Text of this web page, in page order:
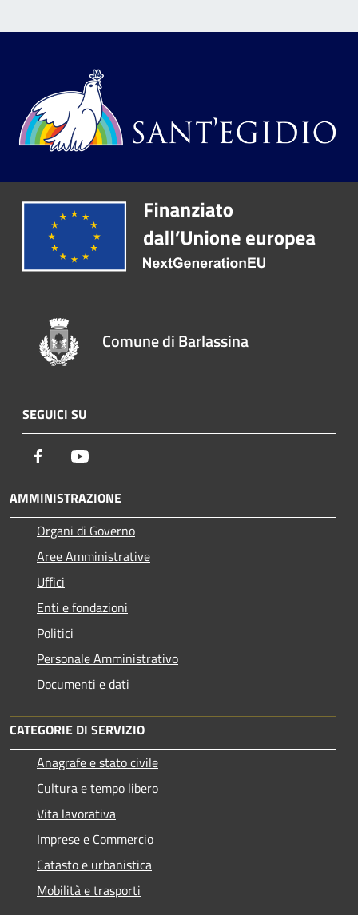
Comune di Barlassina
SEGUICI SU
Facebook
AMMINISTRAZIONE
Organi di Governo
Aree Amministrative
Uffici
Enti e fondazioni
Politici
Personale Amministrativo
Documenti e dati
CATEGORIE DI SERVIZIO
Anagrafe e stato civile
Cultura e tempo libero
Vita lavorativa
Imprese e Commercio
Catasto e urbanistica
Mobilità e trasporti